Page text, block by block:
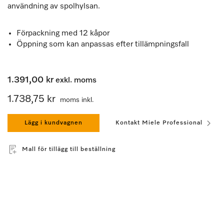
användning av spolhylsan.
Förpackning med 12 kåpor
Öppning som kan anpassas efter tillämpningsfall
1.391,00 krexkl. moms
1.738,75 kr moms inkl.
Lägg i kundvagnen Kontakt Miele Professional
Mall för tillägg till beställning